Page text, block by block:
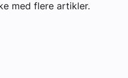
med flere artikler.